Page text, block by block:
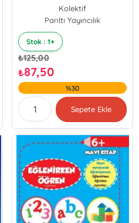
Kolektif
Parıltı Yayıncılık
Stok : 1+
₺125,00
₺87,50
%30
Sepete Ekle